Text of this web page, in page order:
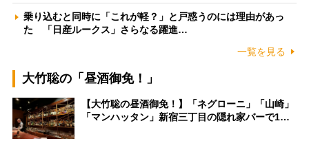
乗り込むと同時に「これが軽？」と戸惑うのには理由があっ
た 「日産ルークス」さらなる躍進…
一覧を見る
大竹聡の「昼酒御免！」
【大竹聡の昼酒御免！】「ネグローニ」「山崎」
「マンハッタン」新宿三丁目の隠れ家バーで1…